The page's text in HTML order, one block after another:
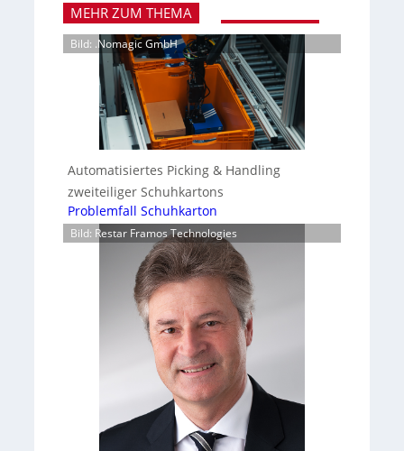
MEHR ZUM THEMA
Bild: .Nomagic GmbH
Automatisiertes Picking & Handling
zweiteiliger Schuhkartons
Problemfall Schuhkarton
Bild: Restar Framos Technologies